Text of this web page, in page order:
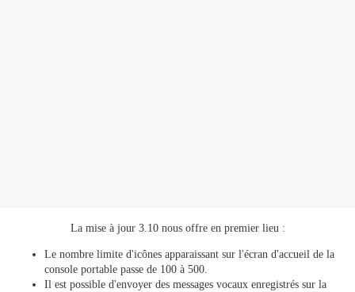
La mise à jour 3.10 nous offre en premier lieu :
Le nombre limite d'icônes apparaissant sur l'écran d'accueil de la
console portable passe de 100 à 500.
Il est possible d'envoyer des messages vocaux enregistrés sur la